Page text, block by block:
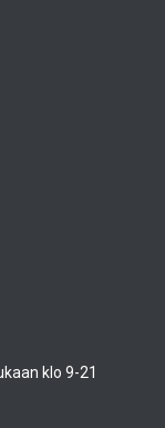
klo 9-21